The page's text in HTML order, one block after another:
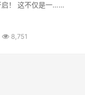
启！ 这不仅是一……
8,751